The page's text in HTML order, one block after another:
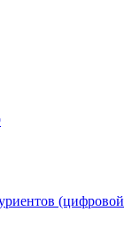
(цифровой